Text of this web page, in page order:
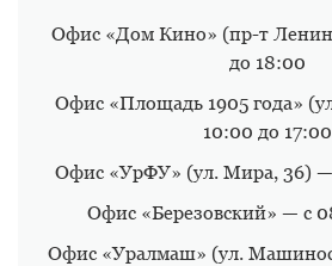
Офис «Дом Кино» (пр-т
до 18:00
Офис «Площадь 1905 года»
10:00 до 17:00
Офис «УрФУ» (ул. Мира, 36) —
Офис «Березовский» — с
Офис «Уралмаш» (ул.